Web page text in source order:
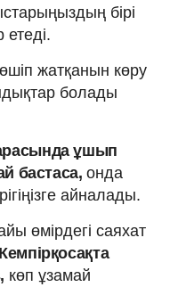
бірі
жатқанын көру
болады
ұшып
бастаса,онда
айналады.
өмірдегі саяхат
Кемпірқосақта
көп ұзамай